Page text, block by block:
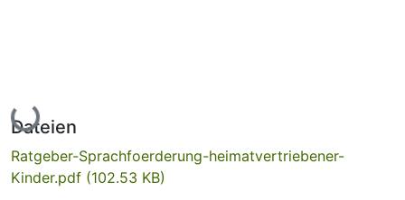
Lade...
Dateien
Ratgeber-Sprachfoerderung-heimatvertriebener-
Kinder.pdf (102.53 KB)